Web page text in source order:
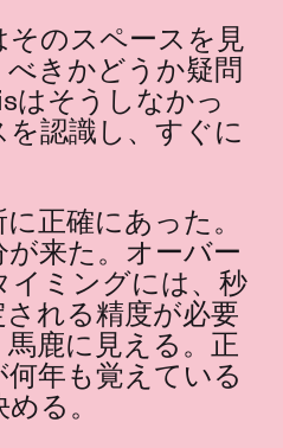
のスペースを見
きかどうか疑問
はそうしなかっ
認識し、すぐに
正確にあった。
来た。オーバー
イミングには、秒
れる精度が必要
鹿に見える。正
年も覚えている
る。